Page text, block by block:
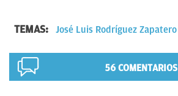
TEMAS: José Luis Rodríguez Zapatero
56 COMENTARIOS